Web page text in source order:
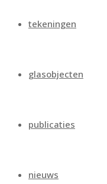
tekeningen
glasobjecten
publicaties
nieuws